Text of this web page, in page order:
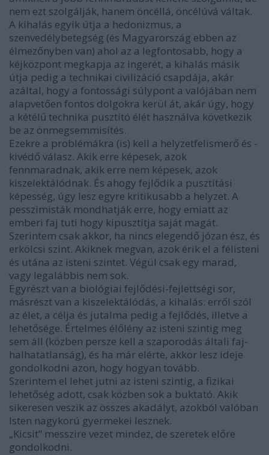
nem ezt szolgálják, hanem öncéllá, öncélúvá váltak.
A kihalás egyik útja a hedonizmus, a
szenvedélybetegség (és Magyarország ebben az
élmezőnyben van) ahol az a legfontosabb, hogy a
kéjközpont megkapja az ingerét, a kihalás másik
útja pedig a technikai civilizáció csapdája, akár
azáltal, hogy a fontossági súlypont a valójában nem
alapvetően fontos dolgokra kerül át, akár úgy, hogy
a kétélű technika pusztító élét használva következik
be az önmegsemmisítés.
Ezekre a problémákra (is) kell a helyzetfelismerő és -
kivédő válasz. Akik erre képesek, azok
fennmaradnak, akik erre nem képesek, azok
kiszelektálódnak. És ahogy fejlődik a pusztítási
képesség, úgy lesz egyre kritikusabb a helyzet. A
pesszimisták mondhatják erre, hogy emiatt az
emberi faj tuti hogy kipusztítja saját magát.
Szerintem csak akkor, ha nincs elegendő józan ész, és
erkölcsi szint. Akiknek megvan, azok érik el a félisteni
és utána az isteni szintet. Végül csak egy marad,
vagy legalábbis nem sok.
Egyrészt van a biológiai fejlődési-fejlettségi sor,
másrészt van a kiszelektálódás, a kihalás: erről szól
az élet, a célja és jutalma pedig a fejlődés, illetve a
lehetősége. Értelmes élőlény az isteni szintig meg
sem áll (közben persze kell a szaporodás általi faj-
halhatatlanság), és ha már elérte, akkor lesz ideje
gondolkodni azon, hogy hogyan tovább.
Szerintem el lehet jutni az isteni szintig, a fizikai
lehetőség adott, csak közben sok a buktató. Akik
sikeresen veszik az összes akadályt, azokból valóban
Isten nagykorú gyermekei lesznek.
„Kicsit” messzire vezet mindez, de szeretek előre
gondolkodni.